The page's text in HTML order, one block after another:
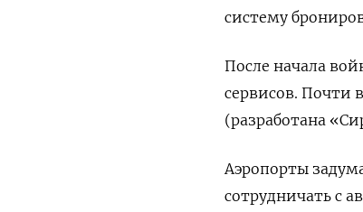
систему
После начала
сервисов. Почти
(разработана
Аэропорты
сотрудничать с